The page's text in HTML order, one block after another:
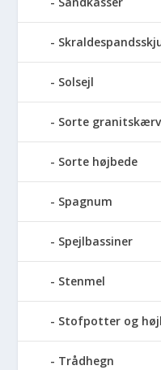
Solsejl
Sorte
Sorte højbede
Spagnum
Spejlbassiner
Stenmel
Stofpotter og
Trådhegn